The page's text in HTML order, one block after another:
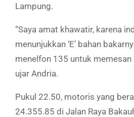
Lampung.
“Saya amat khawatir, karena
menunjukkan ‘E’ bahan
menelfon 135 untuk memesan
ujar Andria.
Pukul 22.50, motoris yang
24.355.85 di Jalan Raya